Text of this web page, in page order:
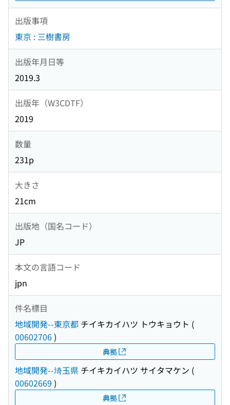
出版事項
東京 : 三樹書房
出版年月日等
2019.3
出版年（W3CDTF）
2019
数量
231p
大きさ
21cm
出版地（国名コード）
JP
本文の言語コード
jpn
件名標目
地域開発--東京都 チイキカイハツ トウキョウト (
00602706)
典拠
地域開発--埼玉県 チイキカイハツ サイタマケン (
00602669 )
典拠